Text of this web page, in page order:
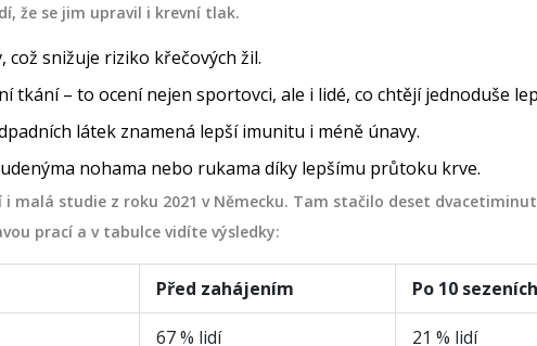
že se jim upravil i krevní tlak.
což snižuje riziko křečových žil.
tkání – to ocení nejen sportovci, ale i lidé, co chtějí jednoduše
látek znamená lepší imunitu i méně únavy.
nohama nebo rukama díky lepšímu průtoku krve.
malá studie z roku 2021 v Německu. Tam stačilo deset
prací a v tabulce vidíte výsledky:
Před zahájením Po 10 sezeních
67 % lidí 21 % lidí